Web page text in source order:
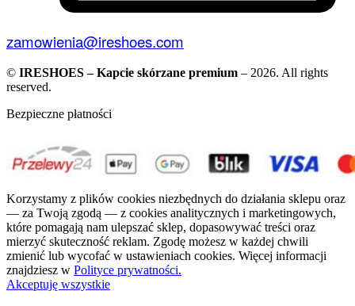
zamowienia@ireshoes.com
© IRESHOES – Kapcie skórzane premium – 2026. All rights
reserved.
Bezpieczne płatności
Korzystamy z plików cookies niezbędnych do działania sklepu oraz
— za Twoją zgodą — z cookies analitycznych i marketingowych,
które pomagają nam ulepszać sklep, dopasowywać treści oraz
mierzyć skuteczność reklam. Zgodę możesz w każdej chwili
zmienić lub wycofać w ustawieniach cookies. Więcej informacji
znajdziesz w Polityce prywatności.
Akceptuję wszystkie